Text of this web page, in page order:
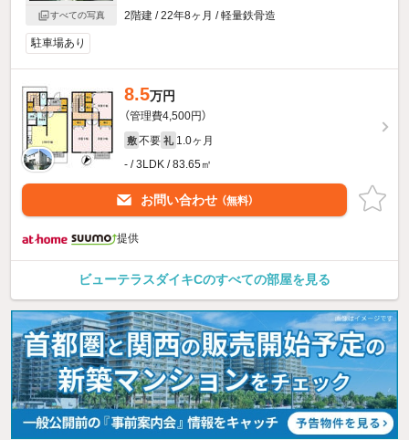
すべての写真
2階建 / 22年8ヶ月 / 軽量鉄骨造
駐車場あり
8.5万円
（管理費4,500円）
敷 不要 礼 1.0ヶ月
- / 3LDK / 83.65㎡
お問い合わせ （無料）
提供
ビューテラスダイキCのすべての部屋を見る